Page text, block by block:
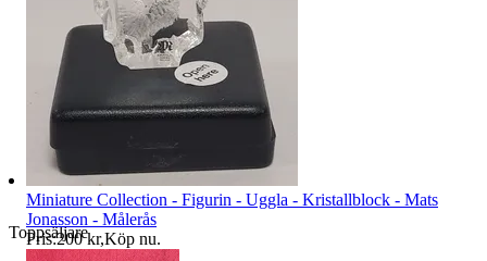
Toppsäljare
Miniature Collection - Figurin - Uggla - Kristallblock - Mats
Jonasson - Målerås
Pris:200 kr,Köp nu.